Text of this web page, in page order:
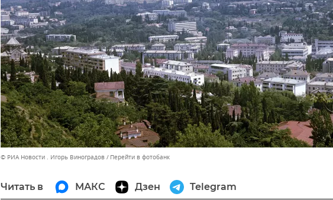
© РИА Новости . Игорь Виноградов Перейти в фотобанк
Читать в МАКС Дзен Telegram